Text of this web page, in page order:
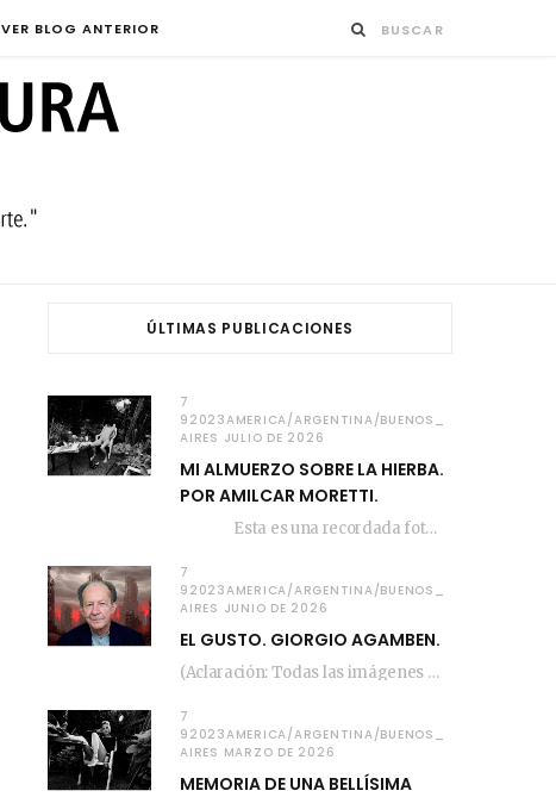
VER BLOG ANTERIOR
ÚLTIMAS PUBLICACIONES
7
92023AMERICA/ARGENTINA/BUENOS_
AIRES JULIO DE 2026
MI ALMUERZO SOBRE LA HIERBA.
POR AMILCAR MORETTI.
Esta es una recordada fotografía que registré…
7
92023AMERICA/ARGENTINA/BUENOS_
AIRES JUNIO DE 2026
EL GUSTO. GIORGIO AGAMBEN.
(Aclaración: Todas las imágenes de este posteo fueron tomadas de Bloghemia.com, y todos los…
7
92023AMERICA/ARGENTINA/BUENOS_
AIRES MARZO DE 2026
MEMORIA DE UNA BELLÍSIMA